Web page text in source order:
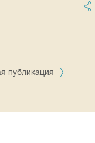
публикация